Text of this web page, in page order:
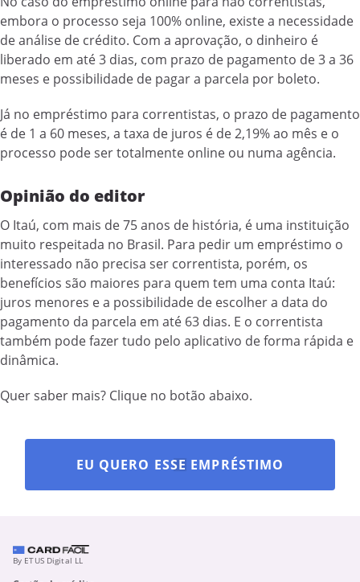
embora o processo seja 100% online, existe a necessidade
de análise de crédito. Com a aprovação, o dinheiro é
liberado em até 3 dias, com prazo de pagamento de 3 a 36
meses e possibilidade de pagar a parcela por boleto.
Já no empréstimo para correntistas, o prazo de pagamento
é de 1 a 60 meses, a taxa de juros é de 2,19% ao mês e o
processo pode ser totalmente online ou numa agência.
Opinião do editor
O Itaú, com mais de 75 anos de história, é uma instituição
muito respeitada no Brasil. Para pedir um empréstimo o
interessado não precisa ser correntista, porém, os
benefícios são maiores para quem tem uma conta Itaú:
juros menores e a possibilidade de escolher a data do
pagamento da parcela em até 63 dias. E o correntista
também pode fazer tudo pelo aplicativo de forma rápida e
dinâmica.
Quer saber mais? Clique no botão abaixo.
EU QUERO ESSE EMPRÉSTIMO
By ETUS Digital LL